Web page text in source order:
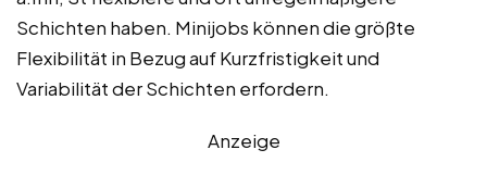
Schichten haben. Minijobs können die größte
Flexibilität in Bezug auf Kurzfristigkeit und
Variabilität der Schichten erfordern.
Anzeige